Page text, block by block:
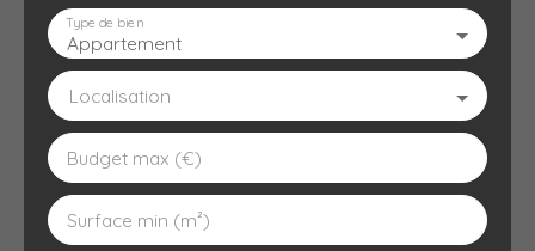
Appartement
Type de bien
Localisation
Budget max (€)
Surface min (m²)